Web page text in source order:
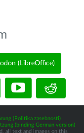
(LibreOffice)
(Politika zasebnosti)|
(binding German version)
all text and images on this